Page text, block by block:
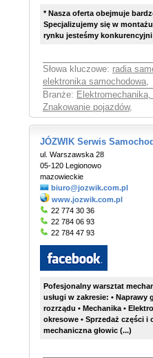
* Nasza oferta obejmuje
Specjalizujemy się w
rynku jesteśmy
Słowa kluczowe: radia
elektronika samochodowa,
Branże:
Znakowanie pojazdów,
JÓZWIK Serwis
ul. Warszawska 28
05-120 Legionowo
mazowieckie
biuro@jozwik.com.pl
www.jozwik.com.pl
22 774 30 36
22 784 06 93
22 784 47 93
Pofesjonalny warsztat
usługi w zakresie: •
rozrządu • Mechanika •
okresowe • Sprzedaż części i
mechaniczna głowic (...)